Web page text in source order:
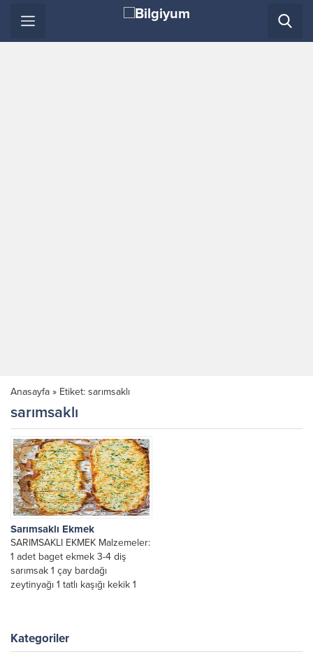
Anasayfa » Etiket: sarımsaklı
sarımsaklı
Sarımsaklı Ekmek
SARIMSAKLI EKMEK Malzemeler:
1 adet baget ekmek 3-4 diş
sarımsak 1 çay bardağı
zeytinyağı 1 tatlı kaşığı kekik 1
Kategoriler